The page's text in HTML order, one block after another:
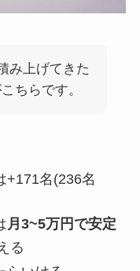
み上げてきた
ちらです。
+171名(236名
月3~5万円で安定
る